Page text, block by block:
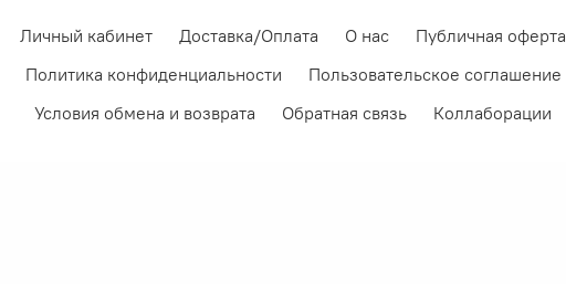
Личный кабинет Доставка/Оплата О нас
Публичная оферта
Политика конфиденциальности
Пользовательское соглашение
Условия обмена и возврата
Обратная связь Коллаборации